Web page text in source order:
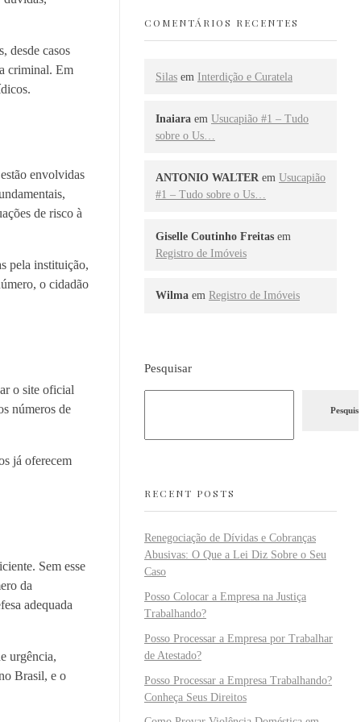
desde casos
criminal. Em
envolvidas
de risco à
pela instituição,
o cidadão
o site oficial
números de
já oferecem
Sem esse
da
adequada
urgência,
Brasil, e o
COMENTÁRIOS RECENTES
Silas em Interdição e Curatela
Inaiara em Usucapião #1 – Tudo
sobre o Us…
ANTONIO WALTER em Usucapião
#1 – Tudo sobre o Us…
Giselle Coutinho Freitas em
Registro de Imóveis
Wilma em Registro de Imóveis
Pesquisar
RECENT POSTS
Renegociação de Dívidas e Cobranças
Abusivas: O Que a Lei Diz Sobre o Seu
Caso
Posso Colocar a Empresa na Justiça
Trabalhando?
Posso Processar a Empresa por Trabalhar
de Atestado?
Posso Processar a Empresa Trabalhando?
Conheça Seus Direitos